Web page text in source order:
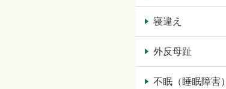
寝違え
外反母趾
不眠（睡眠障害）